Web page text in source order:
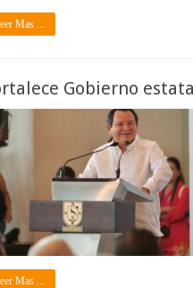
Mas ...
Gobierno
Mas ...